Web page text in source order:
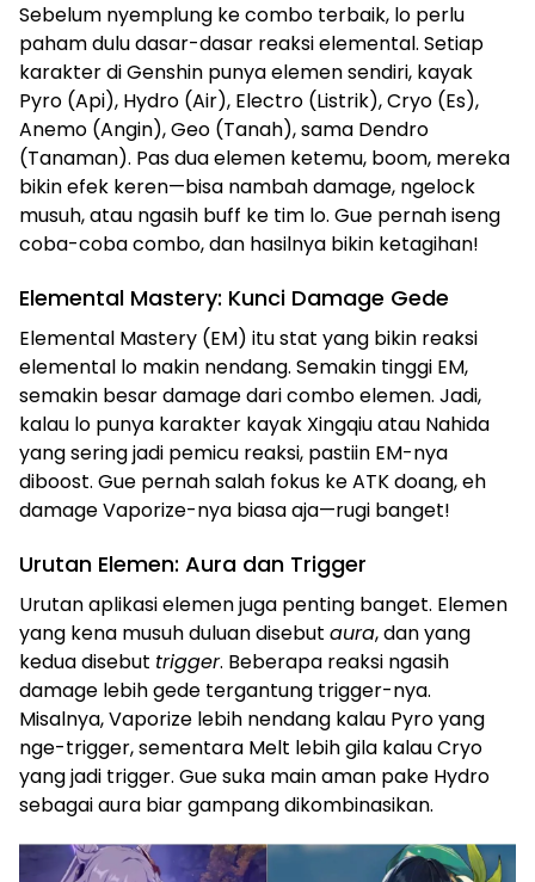
Sebelum nyemplung ke combo terbaik, lo perlu
paham dulu dasar-dasar reaksi elemental. Setiap
karakter di Genshin punya elemen sendiri, kayak
Pyro (Api), Hydro (Air), Electro (Listrik), Cryo (Es),
Anemo (Angin), Geo (Tanah), sama Dendro
(Tanaman). Pas dua elemen ketemu, boom, mereka
bikin efek keren—bisa nambah damage, ngelock
musuh, atau ngasih buff ke tim lo. Gue pernah iseng
coba-coba combo, dan hasilnya bikin ketagihan!
Elemental Mastery: Kunci Damage Gede
Elemental Mastery (EM) itu stat yang bikin reaksi
elemental lo makin nendang. Semakin tinggi EM,
semakin besar damage dari combo elemen. Jadi,
kalau lo punya karakter kayak Xingqiu atau Nahida
yang sering jadi pemicu reaksi, pastiin EM-nya
diboost. Gue pernah salah fokus ke ATK doang, eh
damage Vaporize-nya biasa aja—rugi banget!
Urutan Elemen: Aura dan Trigger
Urutan aplikasi elemen juga penting banget. Elemen
yang kena musuh duluan disebut aura, dan yang
kedua disebut trigger. Beberapa reaksi ngasih
damage lebih gede tergantung trigger-nya.
Misalnya, Vaporize lebih nendang kalau Pyro yang
nge-trigger, sementara Melt lebih gila kalau Cryo
yang jadi trigger. Gue suka main aman pake Hydro
sebagai aura biar gampang dikombinasikan.